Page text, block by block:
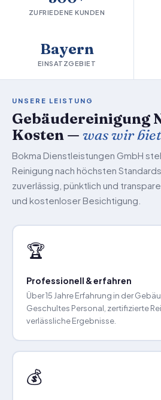
ZUFRIEDENE KUNDEN
Bayern
EINSATZGEBIET
UNSERE LEISTUNG
Gebäudereinigung
Kosten — was wir
Bokma Dienstleistungen GmbH
Reinigung nach höchsten
zuverlässig, pünktlich und
und kostenloser Besichtigung.
🏆
Professionell & erfahren
Über 15 Jahre Erfahrung in der
Geschultes Personal, zertifizierte
verlässliche Ergebnisse.
💰